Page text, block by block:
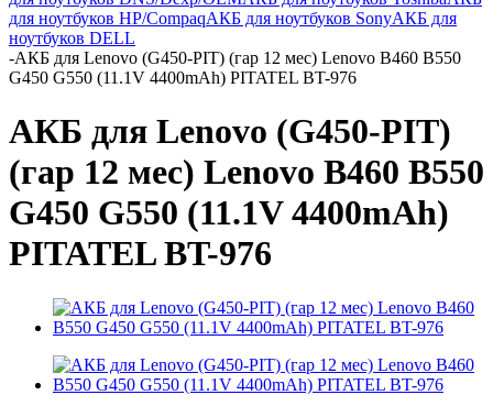
для ноутбуков HP/CompaqАКБ для ноутбуков SonyАКБ для
ноутбуков DELL
-АКБ для Lenovo (G450-PIT) (гар 12 мес) Lenovo B460 B550
G450 G550 (11.1V 4400mAh) PITATEL BT-976
АКБ для Lenovo (G450-PIT)
(гар 12 мес) Lenovo B460 B550
G450 G550 (11.1V 4400mAh)
PITATEL BT-976